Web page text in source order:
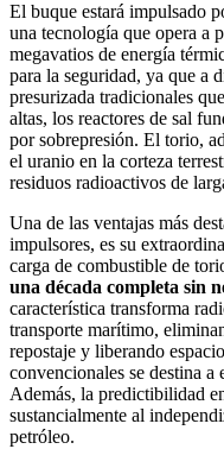
El buque estará impulsado
una tecnología que opera a
megavatios de energía
para la seguridad, ya que a
presurizada tradicionales
altas, los reactores de sal
por sobrepresión. El torio,
el uranio en la corteza
residuos radioactivos de
Una de las ventajas más
impulsores, es su
carga de combustible de
una década completa sin
característica transforma
transporte marítimo,
repostaje y liberando
convencionales se destina a
Además, la predictibilidad
sustancialmente al
petróleo.